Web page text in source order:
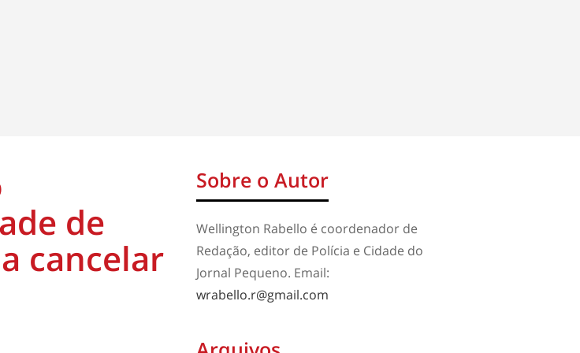
de
cancelar
Sobre o Autor
Wellington Rabello é coordenador de
Redação, editor de Polícia e Cidade do
Jornal Pequeno. Email:
wrabello.r@gmail.com